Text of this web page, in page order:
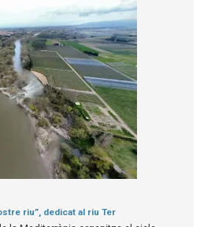
riu”, dedicat al riu Ter